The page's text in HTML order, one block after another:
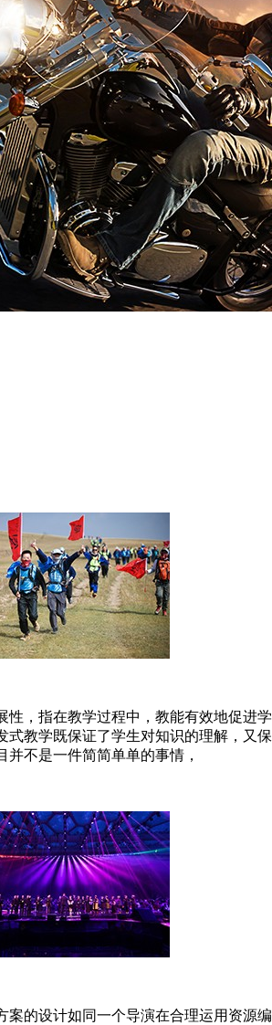
，指在教学过程中，教能有效地促进
教学既保证了学生对知识的理解，又
不是一件简简单单的事情，
的设计如同一个导演在合理运用资源